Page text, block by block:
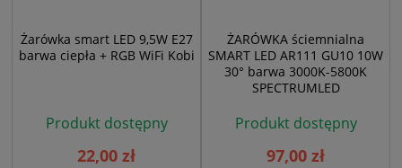
Żarówka smart LED 9,5W E27
barwa ciepła + RGB WiFi Kobi
Produkt dostępny
22,00 zł
ŻARÓWKA ściemnialna
SMART LED AR111 GU10 10W
30° barwa 3000K-5800K
SPECTRUMLED
Produkt dostępny
97,00 zł